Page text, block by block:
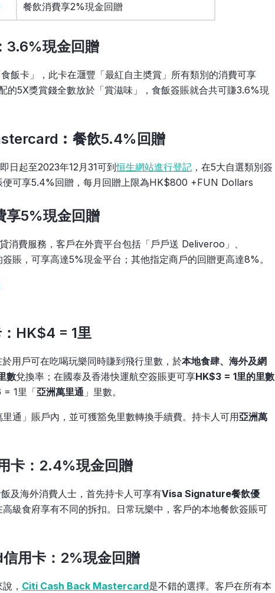
餐飲消費享2%現金回贈
3.6%現金回贈
飯卡」，此卡在𣿬豐「最紅自主奬賞」所有類別的消費可享
的5X獎賞錢全數放於「賞滋味」，食飯簽賬就合共可賺3.6%現
餐飲5.4%回贈
日起至2023年12月31可到恒生網站進行登記，在5大自選類別簽
便可享5.4%回贈，每月回贈上限為HK$800 +FUN Dollars
享5%現金回贈
費服務，客戶在外賣平台包括「戶戶送 Deliveroo」、
賬，可享高達5%現金平台；其他指定商戶的回贈更高達8%。
HK$4 = 1里
用戶可在吃喝玩樂同時賺到飛行里數，於本地食肆、海外及網
數兌換率；在國泰及香港快運航空簽賬更可享HK$3 = 1里的里數
= 1里「亞洲萬里通」里數。
通」賬戶內，並可獲豁免里數轉換手續費。持卡人可用亞洲萬
卡：2.4%現金回贈
及海外消費人士，首先持卡人可享有Visa Signature餐飲優
級食府享有不同的拆扣。日常玩樂中，客戶的本地餐飲簽賬可
用卡：2%現金回贈
， Citi Cash Back Mastercard是不錯的選擇。客戶在所有本